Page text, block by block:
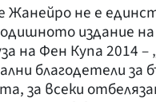
не е
издание
на Фен Купа 2014
благодетели за
за всеки